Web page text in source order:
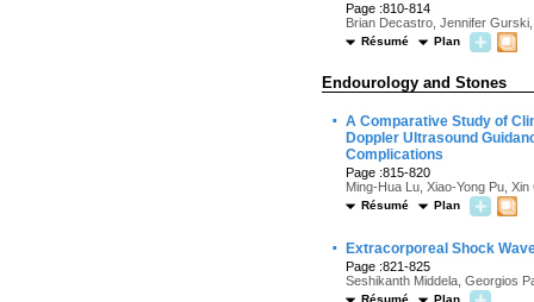
Page :810-814
Brian Decastro, Jennifer
Résumé Plan
Endourology and Stones
· A Comparative Study of
Doppler Ultrasound
Complications
Page :815-820
Ming-Hua Lu, Xiao-Yong Pu,
Résumé Plan
· Extracorporeal Shock
Page :821-825
Seshikanth Middela, Georgios
Résumé Plan